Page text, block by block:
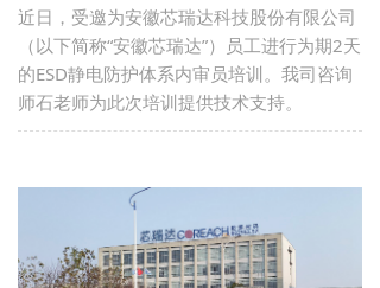
近日，受邀为安徽芯瑞达科技股份有限公司
（以下简称“安徽芯瑞达”）员工进行为期2天
的ESD静电防护体系内审员培训。我司咨询
师石老师为此次培训提供技术支持。